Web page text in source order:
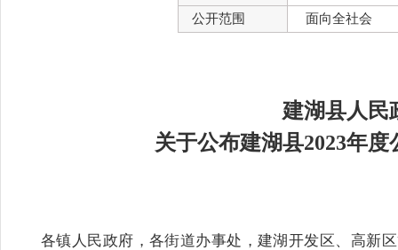
公开范围
面向全社会
建湖县人民
关于公布建湖县2023年
各镇人民政府，各街道办事处，建湖开发区、高新